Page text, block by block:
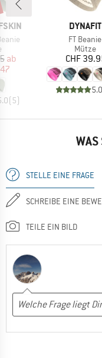
Preis
ab
(5)
MARKE
DYNAFIT
Artikel
FT Beanie
Mütze
CHF
5.0
STELLE EINE FRAGE
SCHREIBE EINE
TEILE EIN BILD